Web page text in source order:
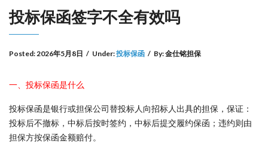
投标保函签字不全有效吗
Posted:2026年5月8日 / Under:投标保函 / By:金仕铭担保
一、投标保函是什么
投标保函是银行或担保公司替投标人向招标人出具的担保，保证：
投标后不撤标，中标后按时签约，中标后提交履约保函；违约则由
担保方按保函金额赔付。